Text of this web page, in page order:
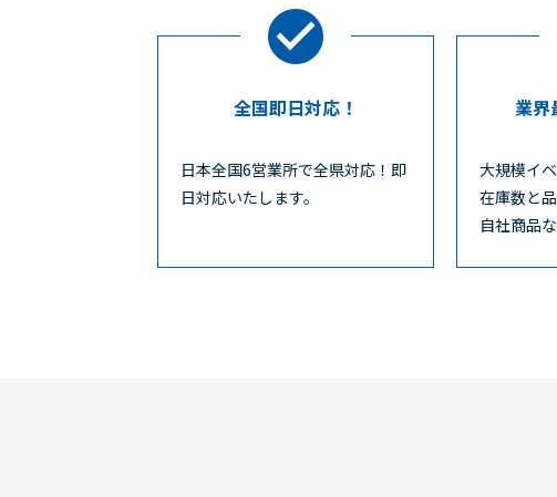
全国即日対応！
日本全国6営業所で全県対応！即
日対応いたします。
業界
大規模イ
在庫数と品
自社商品